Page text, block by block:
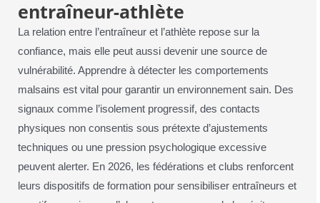
entraîneur-athlète
La relation entre l’entraîneur et l’athlète repose sur la
confiance, mais elle peut aussi devenir une source de
vulnérabilité. Apprendre à détecter les comportements
malsains est vital pour garantir un environnement sain. Des
signaux comme l’isolement progressif, des contacts
physiques non consentis sous prétexte d’ajustements
techniques ou une pression psychologique excessive
peuvent alerter. En 2026, les fédérations et clubs renforcent
leurs dispositifs de formation pour sensibiliser entraîneurs et